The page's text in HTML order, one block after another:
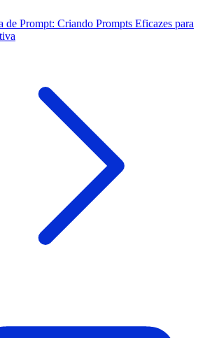
de Prompt: Criando Prompts Eficazes para